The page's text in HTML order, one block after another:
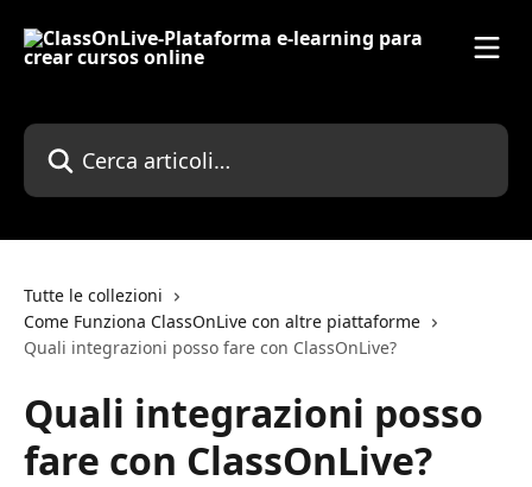
Cerca articoli…
Tutte le collezioni
Come Funziona ClassOnLive con altre piattaforme
Quali integrazioni posso fare con ClassOnLive?
Quali integrazioni posso
fare con ClassOnLive?